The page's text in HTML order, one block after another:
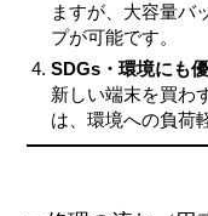
ますが、大容量バ
プが可能です。
SDGs・環境にも
新しい端末を買わ
は、環境への負荷